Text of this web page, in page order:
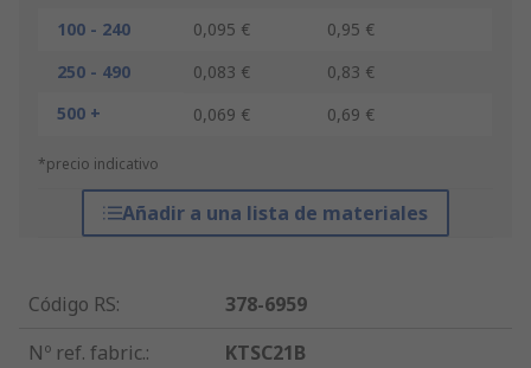
100 - 240
0,095 €
0,95 €
250 - 490
0,083 €
0,83 €
500 +
0,069 € 0,69 €
*precio indicativo
Añadir a una lista de materiales
Código RS:
378-6959
Nº ref. fabric.:
KTSC21B